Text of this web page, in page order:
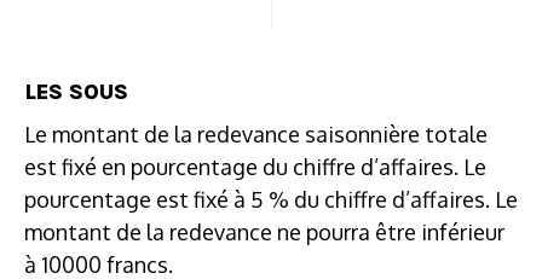
LES SOUS
Le montant de la redevance saisonnière totale
est fixé en pourcentage du chiffre d’affaires. Le
pourcentage est fixé à 5 % du chiffre d’affaires. Le
montant de la redevance ne pourra être inférieur
à 10000 francs.